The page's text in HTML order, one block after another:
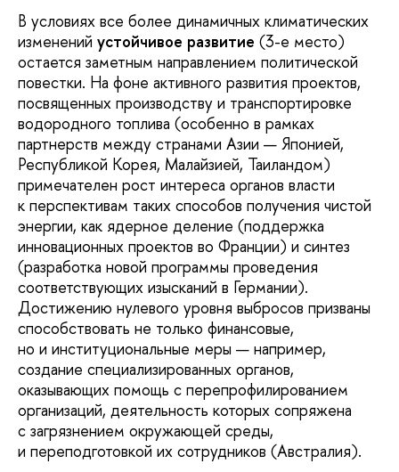
В условиях все более динамичных климатических
изменений устойчивое развитие (3-е место)
остается заметным направлением политической
повестки. На фоне активного развития проектов,
посвященных производству и транспортировке
водородного топлива (особенно в рамках
партнерств между странами Азии — Японией,
Республикой Корея, Малайзией, Таиландом)
примечателен рост интереса органов власти
к перспективам таких способов получения чистой
энергии, как ядерное деление (поддержка
инновационных проектов во Франции) и синтез
(разработка новой программы проведения
соответствующих изысканий в Германии).
Достижению нулевого уровня выбросов призваны
способствовать не только финансовые,
но и институциональные меры — например,
создание специализированных органов,
оказывающих помощь с перепрофилированием
организаций, деятельность которых сопряжена
с загрязнением окружающей среды,
и переподготовкой их сотрудников (Австралия).